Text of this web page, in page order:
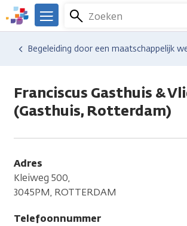
Overslaan
en
naar
We
er
Kanker.nl
Zoeken
Menu
Hulp en ondersteuning
Vind hulp bij kanker
Dagelijks leven
Financiële gevolgen
Begeleiding door een maatschappelijk
Franciscus Gasthuis &
(Gasthuis, Rotterdam)
Adres
Kleiweg 500,
3045PM, ROTTERDAM
Telefoonnummer